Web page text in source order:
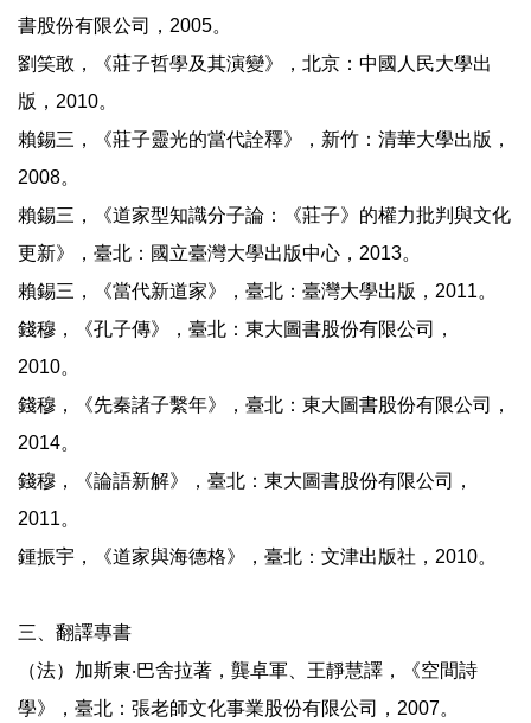
書股份有限公司，2005。
劉笑敢，《莊子哲學及其演變》，北京：中國人民大學出
版，2010。
賴錫三，《莊子靈光的當代詮釋》，新竹：清華大學出版，
2008。
賴錫三，《道家型知識分子論：《莊子》的權力批判與文化
更新》，臺北：國立臺灣大學出版中心，2013。
賴錫三，《當代新道家》，臺北：臺灣大學出版，2011。
錢穆，《孔子傳》，臺北：東大圖書股份有限公司，
2010。
錢穆，《先秦諸子繫年》，臺北：東大圖書股份有限公司，
2014。
錢穆，《論語新解》，臺北：東大圖書股份有限公司，
2011。
鍾振宇，《道家與海德格》，臺北：文津出版社，2010。
三、翻譯專書
（法）加斯東‧巴舍拉著，龔卓軍、王靜慧譯，《空間詩
學》，臺北：張老師文化事業股份有限公司，2007。